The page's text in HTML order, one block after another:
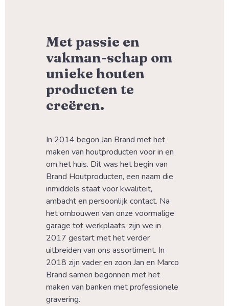
Met passie en
vakman-schap om
unieke houten
producten te
creëren.
In 2014 begon Jan Brand met het
maken van houtproducten voor in en
om het huis. Dit was het begin van
Brand Houtproducten, een naam die
inmiddels staat voor kwaliteit,
ambacht en persoonlijk contact. Na
het ombouwen van onze voormalige
garage tot werkplaats, zijn we in
2017 gestart met het verder
uitbreiden van ons assortiment. In
2018 zijn vader en zoon Jan en Marco
Brand samen begonnen met het
maken van banken met professionele
gravering.